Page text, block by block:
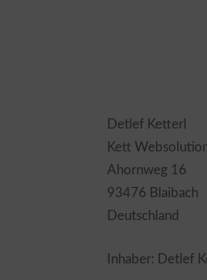
Detlef Ketterl
Kett
Ahornweg 16
93476 Blaibach
Deutschland
Inhaber: Detlef